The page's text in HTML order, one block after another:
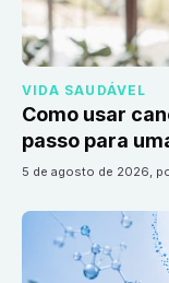
VIDA SAUDÁVEL
Como usar
passo para
5 de agosto de 2026,